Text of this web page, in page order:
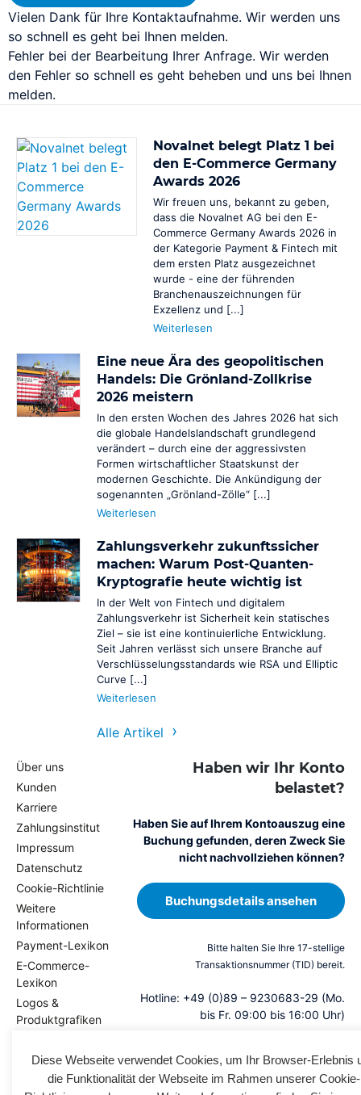
Online- und physische Zahlungen zentral in einem
Omnichannel-System
SaaS
Wiederkehrende Abrechnungen und Abonnements
verwalten
Globale Auszahlungen mit komplexen Zahlungsströmen
PSP-/Anbieter‑agnostisches Modell
Die Zahlungsabwicklung erfolgt weiterhin über Ihre
bestehenden PSPs / Acquirer.
MOTO / Telesales
Zahlungsannahme von E-Mail- und Telefon-Bestellungen
Cashback
BaFin-konforme Zahlungslösungen für Cashback
Personaldienstleister
BaFin-konforme Zahlungslösungen für Zeitarbeit
Anrufen und Bezahlen
Zahlungen annehmen per Telefon
NovalPay
Online/In-Store/Mobile POS-Zahlungen
Vielen Dank für Ihre Kontaktaufnahme. Wir werden uns
so schnell es geht bei Ihnen melden.
Fehler bei der Bearbeitung Ihrer Anfrage. Wir werden
den Fehler so schnell es geht beheben und uns bei Ihnen
melden.
Über uns
Kunden
Karriere
Zahlungsinstitut
Impressum
Datenschutz
Cookie-Richtlinie
Weitere
Informationen
Payment-Lexikon
E-Commerce-
Lexikon
Logos &
Produktgrafiken
Presse
Kontakt
Novalnet belegt Platz 1 bei
den E-Commerce Germany
Awards 2026
Wir freuen uns, bekannt zu geben,
dass die Novalnet AG bei den E-
Commerce Germany Awards 2026 in
der Kategorie Payment & Fintech mit
dem ersten Platz ausgezeichnet
wurde - eine der führenden
Branchenauszeichnungen für
Exzellenz und [...]
Weiterlesen
Eine neue Ära des geopolitischen
Handels: Die Grönland-Zollkrise
2026 meistern
In den ersten Wochen des Jahres 2026 hat sich
die globale Handelslandschaft grundlegend
verändert – durch eine der aggressivsten
Formen wirtschaftlicher Staatskunst der
modernen Geschichte. Die Ankündigung der
sogenannten „Grönland-Zölle“ [...]
Weiterlesen
Zahlungsverkehr zukunftssicher
machen: Warum Post-Quanten-
Kryptografie heute wichtig ist
In der Welt von Fintech und digitalem
Zahlungsverkehr ist Sicherheit kein statisches
Ziel – sie ist eine kontinuierliche Entwicklung.
Seit Jahren verlässt sich unsere Branche auf
Verschlüsselungsstandards wie RSA und Elliptic
Curve [...]
Weiterlesen
Alle Artikel
Haben wir Ihr Konto
belastet?
Haben Sie auf Ihrem Kontoauszug eine
Buchung gefunden, deren Zweck Sie
nicht nachvollziehen können?
Buchungsdetails ansehen
Bitte halten Sie Ihre 17-stellige
Transaktionsnummer (TID) bereit.
Hotline: +49 (0)89 – 9230683-29 (Mo.
bis Fr. 09:00 bis 16:00 Uhr)
Diese Webseite verwendet Cookies, um Ihr Browser-Erlebnis
die Funktionalität der Webseite im Rahmen unserer Cookie-